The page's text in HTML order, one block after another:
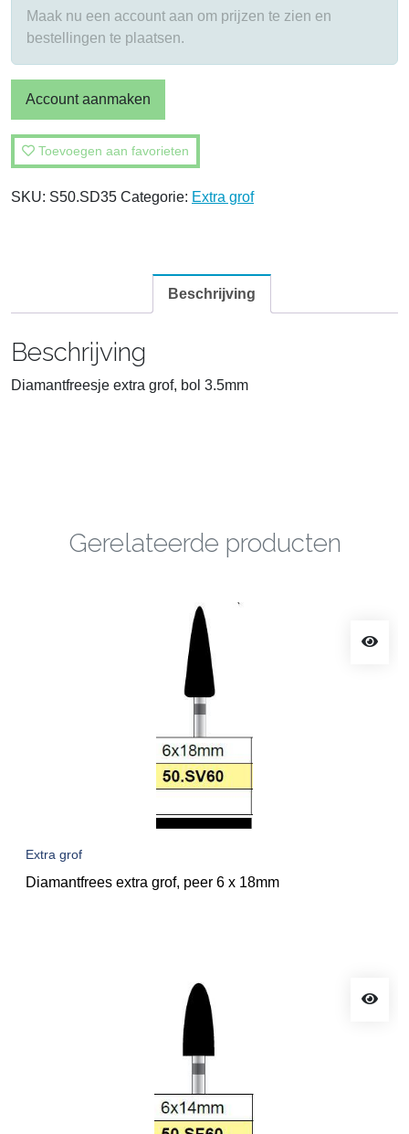
Maak nu een account aan om prijzen te zien en
bestellingen te plaatsen.
Account aanmaken
Toevoegen aan favorieten
SKU: S50.SD35 Categorie: Extra grof
Beschrijving
Beschrijving
Diamantfreesje extra grof, bol 3.5mm
Gerelateerde producten
Extra grof
Diamantfrees extra grof, peer 6 x 18mm